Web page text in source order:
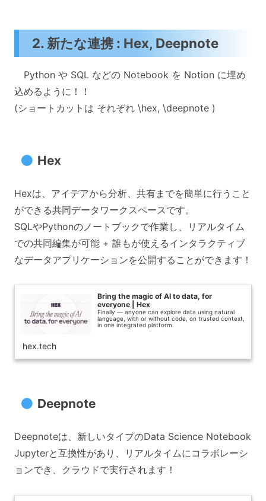
2. 新たな連携 : Hex, Deepnote
Python や SQL などの Notebook を Notion に埋め
込めるように！！
(ショートカットは それぞれ \hex, \deepnote )
Hex
Hexは、アイデアから分析、共有までを簡単に行うこと
ができる共同データワークスペースです。
SQLやPythonのノートブックで作業し、リアルタイム
での共同編集が可能 + 誰もが使えるインタラクティブ
なデータアプリケーションを公開することができます！
Bring the magic of AI to data, for
everyone | Hex
Finally — anyone can explore data using natural
language, with or without code, on trusted context,
in one integrated platform.
hex.tech
Deepnote
Deepnoteは、新しいタイプのData Science Notebook
Jupyterと互換性があり、リアルタイムにコラボレーシ
ョンでき、クラウドで実行されます！